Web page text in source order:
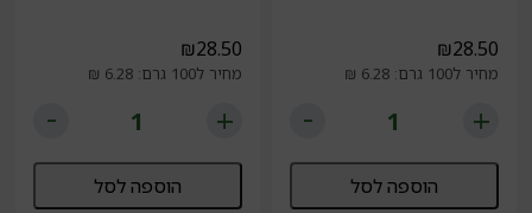
₪28.50
מחיר ל100 גרם: 6.28 ₪
הוספה לסל
₪28.50
מחיר ל100 גרם: 6.28 ₪
הוספה לסל